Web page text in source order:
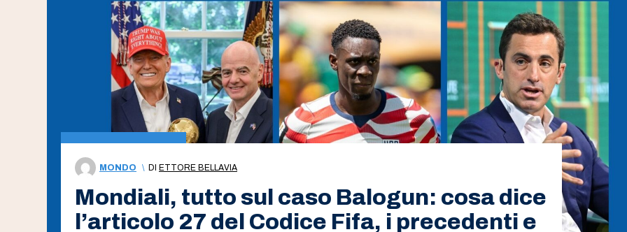
MONDO \ DI ETTORE BELLAVIA
Mondiali, tutto sul caso Balogun: cosa dice
l’articolo 27 del Codice Fifa, i precedenti e